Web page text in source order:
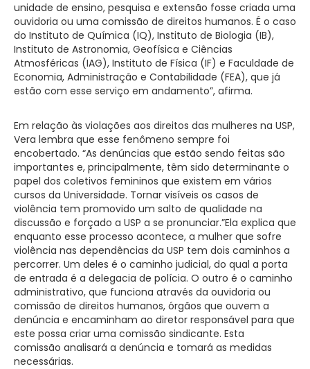
unidade de ensino, pesquisa e extensão fosse criada uma
ouvidoria ou uma comissão de direitos humanos. É o caso
do Instituto de Química (IQ), Instituto de Biologia (IB),
Instituto de Astronomia, Geofísica e Ciências
Atmosféricas (IAG), Instituto de Física (IF) e Faculdade de
Economia, Administração e Contabilidade (FEA), que já
estão com esse serviço em andamento”, afirma.
Em relação às violações aos direitos das mulheres na USP,
Vera lembra que esse fenômeno sempre foi
encobertado. “As denúncias que estão sendo feitas são
importantes e, principalmente, têm sido determinante o
papel dos coletivos femininos que existem em vários
cursos da Universidade. Tornar visíveis os casos de
violência tem promovido um salto de qualidade na
discussão e forçado a USP a se pronunciar.”Ela explica que
enquanto esse processo acontece, a mulher que sofre
violência nas dependências da USP tem dois caminhos a
percorrer. Um deles é o caminho judicial, do qual a porta
de entrada é a delegacia de polícia. O outro é o caminho
administrativo, que funciona através da ouvidoria ou
comissão de direitos humanos, órgãos que ouvem a
denúncia e encaminham ao diretor responsável para que
este possa criar uma comissão sindicante. Esta
comissão analisará a denúncia e tomará as medidas
necessárias.